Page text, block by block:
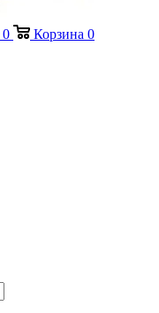
0 Корзина 0